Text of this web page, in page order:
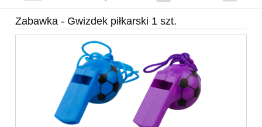
Zabawka - Gwizdek piłkarski 1 szt.